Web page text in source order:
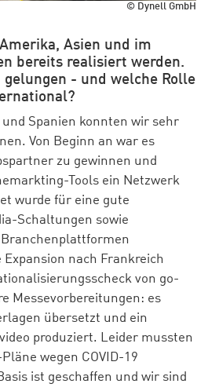
© Dynell GmbH
Asien und im
bereits realisiert werden.
gelungen - und welche Rolle
Spanien konnten wir sehr
Von Beginn an war es
zu gewinnen und
Tools ein Netzwerk
wurde für eine gute
Schaltungen sowie
nach Frankreich
von go-
Messevorbereitungen: es
übersetzt und ein
produziert. Leider mussten
wegen COVID-19
ist geschaffen und wir sind